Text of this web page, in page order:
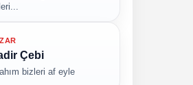
Çebi
bizleri af eyle